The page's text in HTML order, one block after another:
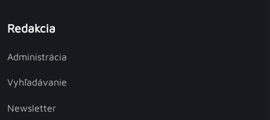
Redakcia
Administrácia
Vyhľadávanie
Newsletter